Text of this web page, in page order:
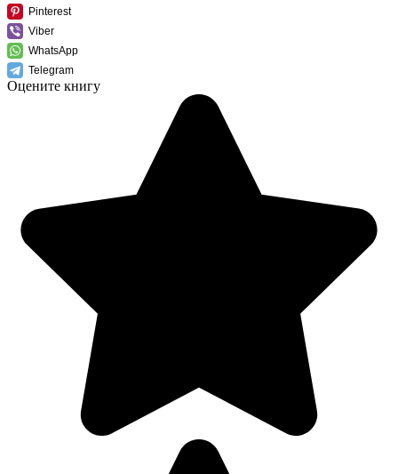
Pinterest
Viber
WhatsApp
Telegram
Оцените книгу